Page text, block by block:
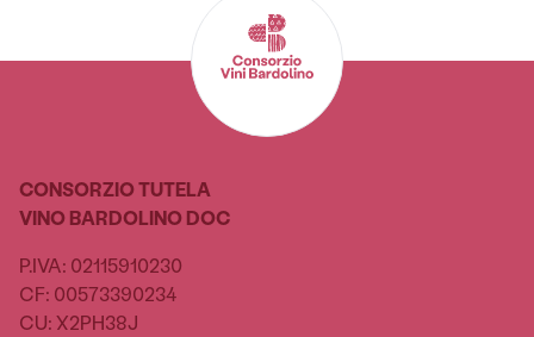
CONSORZIO TUTELA
VINO BARDOLINO DOC
P.IVA: 02115910230
CF: 00573390234
CU: X2PH38J